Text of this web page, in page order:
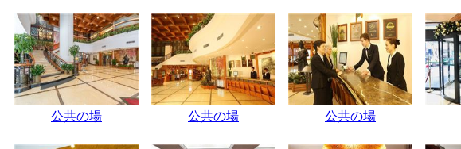
公共の場 公共の場 公共の場